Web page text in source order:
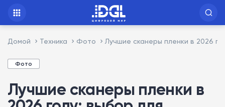
Домой Техника Фото Лучшие сканеры пленки в 2026
Фото
Лучшие сканеры пленки в